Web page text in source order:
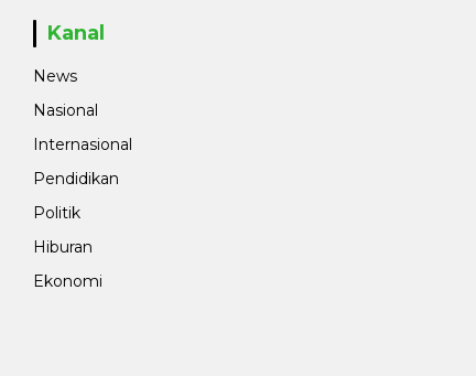
Kanal
News
Nasional
Internasional
Pendidikan
Politik
Hiburan
Ekonomi